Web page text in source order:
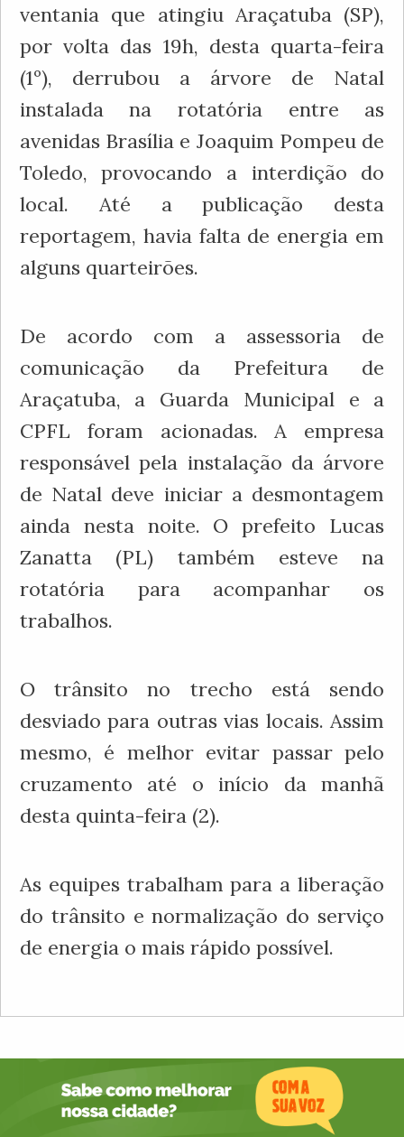
ventania que atingiu Araçatuba (SP),
por volta das 19h, desta quarta-feira
(1º), derrubou a árvore de Natal
instalada na rotatória entre as
avenidas Brasília e Joaquim Pompeu de
Toledo, provocando a interdição do
local. Até a publicação desta
reportagem, havia falta de energia em
alguns quarteirões.
De acordo com a assessoria de
comunicação da Prefeitura de
Araçatuba, a Guarda Municipal e a
CPFL foram acionadas. A empresa
responsável pela instalação da árvore
de Natal deve iniciar a desmontagem
ainda nesta noite. O prefeito Lucas
Zanatta (PL) também esteve na
rotatória para acompanhar os
trabalhos.
O trânsito no trecho está sendo
desviado para outras vias locais. Assim
mesmo, é melhor evitar passar pelo
cruzamento até o início da manhã
desta quinta-feira (2).
As equipes trabalham para a liberação
do trânsito e normalização do serviço
de energia o mais rápido possível.